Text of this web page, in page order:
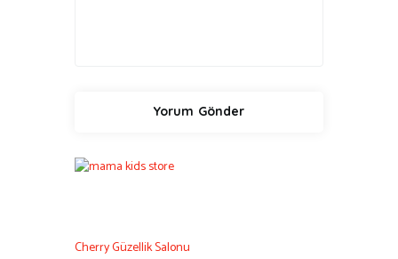
Cherry Güzellik Salonu